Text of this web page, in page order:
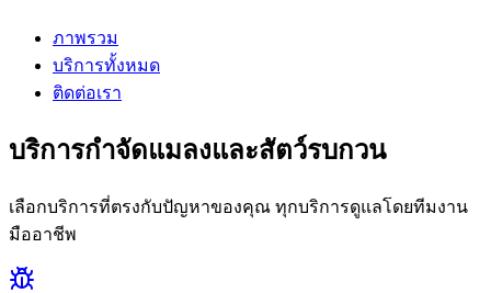
ภาพรวม
บริการทั้งหมด
ติดต่อเรา
บริการกำจัดแมลงและสัตว์รบกวน
เลือกบริการที่ตรงกับปัญหาของคุณ ทุกบริการดูแลโดยทีมงาน
มืออาชีพ